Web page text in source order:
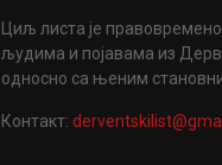
Циљ листа је
људима и појавама из
односно са њеним
Контакт: